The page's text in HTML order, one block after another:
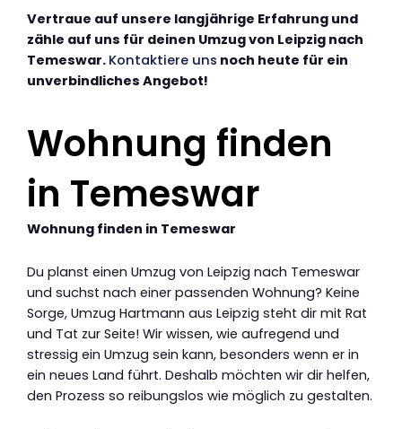
Vertraue auf unsere langjährige Erfahrung und
zähle auf uns für deinen Umzug von Leipzig nach
Temeswar. Kontaktiere uns noch heute für ein
unverbindliches Angebot!
Wohnung finden
in Temeswar
Wohnung finden in Temeswar
Du planst einen Umzug von Leipzig nach Temeswar
und suchst nach einer passenden Wohnung? Keine
Sorge, Umzug Hartmann aus Leipzig steht dir mit Rat
und Tat zur Seite! Wir wissen, wie aufregend und
stressig ein Umzug sein kann, besonders wenn er in
ein neues Land führt. Deshalb möchten wir dir helfen,
den Prozess so reibungslos wie möglich zu gestalten.